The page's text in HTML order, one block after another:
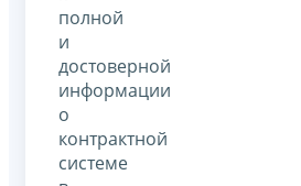
полной
и
достоверной
информации
о
контрактной
системе